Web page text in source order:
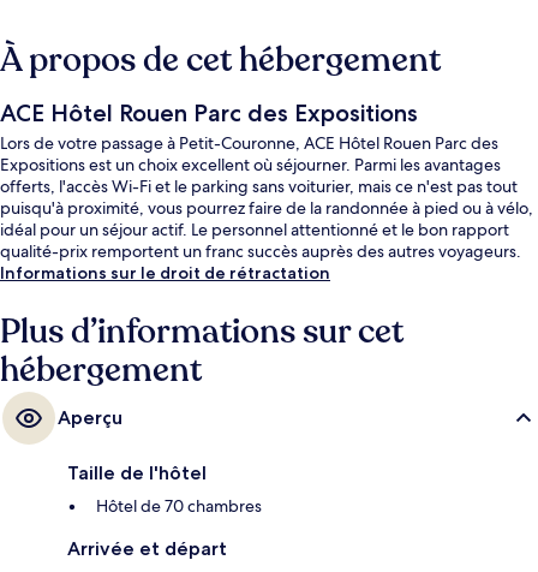
À propos de cet hébergement
ACE Hôtel Rouen Parc des Expositions
Lors de votre passage à Petit-Couronne, ACE Hôtel Rouen Parc des
Expositions est un choix excellent où séjourner. Parmi les avantages
offerts, l'accès Wi-Fi et le parking sans voiturier, mais ce n'est pas tout
puisqu'à proximité, vous pourrez faire de la randonnée à pied ou à vélo,
idéal pour un séjour actif. Le personnel attentionné et le bon rapport
qualité-prix remportent un franc succès auprès des autres voyageurs.
Informations sur le droit de rétractation
Plus d’informations sur cet
hébergement
Aperçu
Taille de l'hôtel
Hôtel de 70 chambres
Arrivée et départ